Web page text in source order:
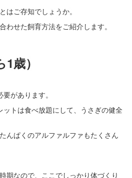
はご存知でしょうか。
わせた飼育方法をご紹介します。
歳）
があります。
トは食べ放題にして、うさぎの健全
んぱくのアルファルファもたくさん
期なので、ここでしっかり体づくり